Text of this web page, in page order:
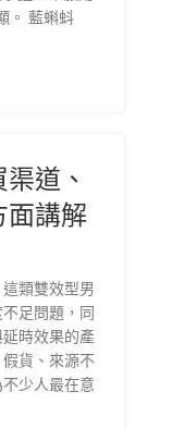
。 藍蝌蚪
道、
講解
類雙效型男
足問題，同
時效果的產
貨、來源不
少人最在意